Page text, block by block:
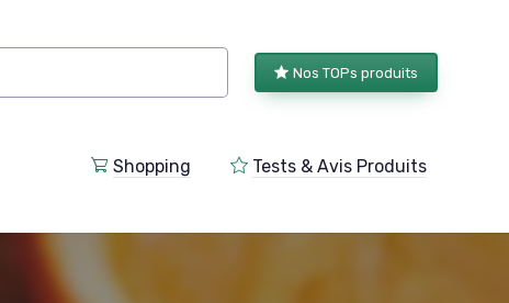
Nos TOPs produits
Shopping Tests & Avis Produits